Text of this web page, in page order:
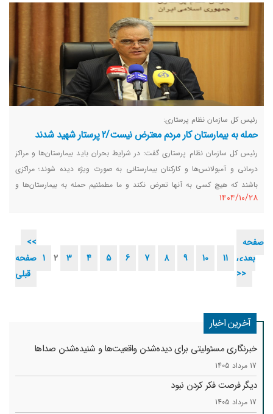
رئیس کل سازمان نظام پرستاری:
حمله به بیمارستان کار مردم معترض نیست/2 پرستار شهید شدند
رئیس کل سازمان نظام پرستاری گفت: در شرایط بحران باید بیمارستان‌ها و مراکز
درمانی و آمبولانس‌ها و کارکنان بیمارستانی به صورت ویژه دیده شوند؛ مراکزی
باشند که هیچ کسی به آنها تعرض نکند و ما مطمئنیم حمله به بیمارستان‌ها و
آمبولانس‌ها کار مردم معترض نیست.
١٤٠٤/١٠/٢٨
<<
صفحه
قبلی
1 2 3 4 5 6 7 8 9 10 11
صفحه
بعدی
>>
آخرین اخبار
خبرنگاری مسئولیتی برای دیده‌شدن واقعیت‌ها و شنیده‌شدن صداها
17 مرداد 1405
دیگر فرصت فکر کردن نبود
17 مرداد 1405